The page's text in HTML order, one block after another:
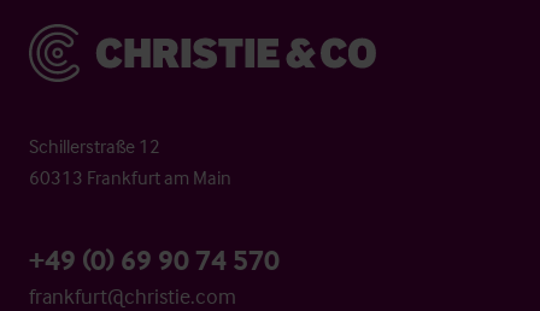
Christie & Co
Schillerstraße 12
60313 Frankfurt am Main
+49 (0) 69 90 74 570
frankfurt@christie.com